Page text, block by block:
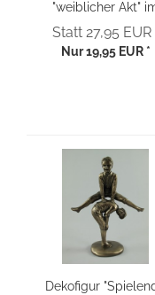
"weiblicher Akt"
Antik Stil
Statt 27,95 EUR
Nur 19,95 EUR *
Dekofigur